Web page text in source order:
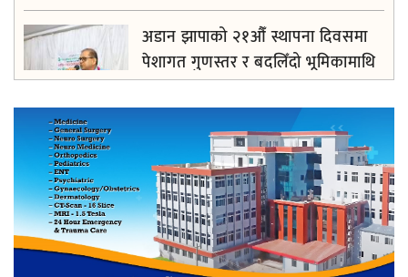
अडान झापाको २१औँ स्थापना दिवसमा
पेशागत गुणस्तर र बदलिँदो भूमिकामाथि
अन्तरक्रिया
आगलागीबाट प्रभावित शेयर सदस्यलाई
सहाराले उपलब्ध गरायाे राहत